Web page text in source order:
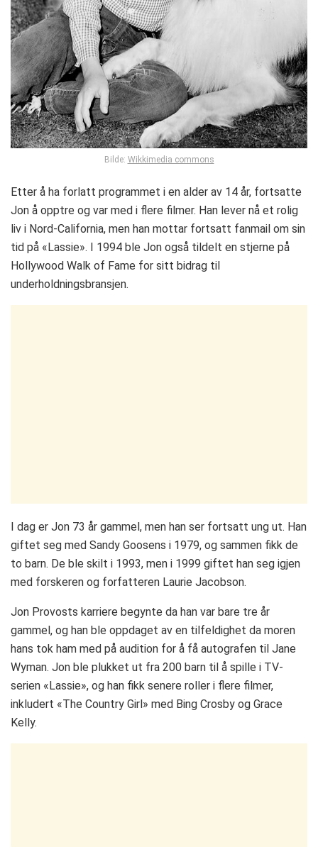
Bilde: Wikkimedia commons
Etter å ha forlatt programmet i en alder av 14 år, fortsatte
Jon å opptre og var med i flere filmer. Han lever nå et rolig
liv i Nord-California, men han mottar fortsatt fanmail om sin
tid på «Lassie». I 1994 ble Jon også tildelt en stjerne på
Hollywood Walk of Fame for sitt bidrag til
underholdningsbransjen.
I dag er Jon 73 år gammel, men han ser fortsatt ung ut. Han
giftet seg med Sandy Goosens i 1979, og sammen fikk de
to barn. De ble skilt i 1993, men i 1999 giftet han seg igjen
med forskeren og forfatteren Laurie Jacobson.
Jon Provosts karriere begynte da han var bare tre år
gammel, og han ble oppdaget av en tilfeldighet da moren
hans tok ham med på audition for å få autografen til Jane
Wyman. Jon ble plukket ut fra 200 barn til å spille i TV-
serien «Lassie», og han fikk senere roller i flere filmer,
inkludert «The Country Girl» med Bing Crosby og Grace
Kelly.